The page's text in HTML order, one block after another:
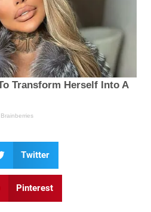
Twitter
Pinterest